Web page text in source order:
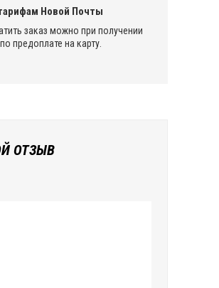
Новой Почты
заказ можно при получении
предоплате на карту.
ОТЗЫВ